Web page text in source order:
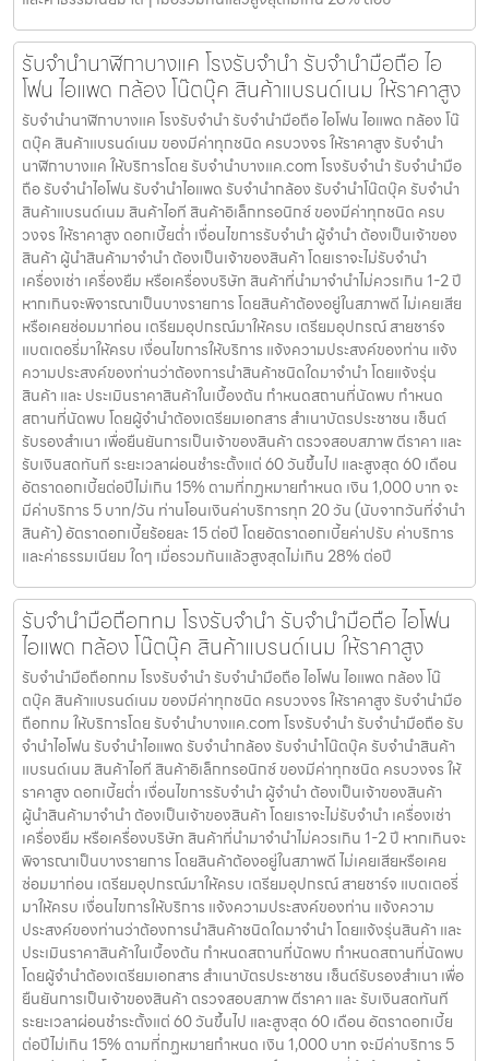
รับจำนำนาฬิกาบางแค โรงรับจำนำ รับจำนำมือถือ ไอ
โฟน ไอแพด กล้อง โน๊ตบุ๊ค สินค้าแบรนด์เนม ให้ราคาสูง
รับจำนำนาฬิกาบางแค โรงรับจำนำ รับจำนำมือถือ ไอโฟน ไอแพด กล้อง โน๊
ตบุ๊ค สินค้าแบรนด์เนม ของมีค่าทุกชนิด ครบวงจร ให้ราคาสูง รับจำนำ
นาฬิกาบางแค ให้บริการโดย รับจํานําบางแค.com โรงรับจำนำ รับจำนำมือ
ถือ รับจำนำไอโฟน รับจำนำไอแพด รับจำนำกล้อง รับจำนำโน๊ตบุ๊ค รับจำนำ
สินค้าแบรนด์เนม สินค้าไอที สินค้าอิเล็กทรอนิกซ์ ของมีค่าทุกชนิด ครบ
วงจร ให้ราคาสูง ดอกเบี้ยต่ำ เงื่อนไขการรับจำนำ ผู้จำนำ ต้องเป็นเจ้าของ
สินค้า ผู้นำสินค้ามาจำนำ ต้องเป็นเจ้าของสินค้า โดยเราจะไม่รับจำนำ
เครื่องเช่า เครื่องยืม หรือเครื่องบริษัท สินค้าที่นำมาจำนำไม่ควรเกิน 1-2 ปี
หากเกินจะพิจารณาเป็นบางรายการ โดยสินค้าต้องอยู่ในสภาพดี ไม่เคยเสีย
หรือเคยซ่อมมาก่อน เตรียมอุปกรณ์มาให้ครบ เตรียมอุปกรณ์ สายชาร์จ
แบตเตอรี่มาให้ครบ เงื่อนไขการให้บริการ แจ้งความประสงค์ของท่าน แจ้ง
ความประสงค์ของท่านว่าต้องการนำสินค้าชนิดใดมาจำนำ โดยแจ้งรุ่น
สินค้า และ ประเมินราคาสินค้าในเบื้องต้น กำหนดสถานที่นัดพบ กำหนด
สถานที่นัดพบ โดยผู้จำนำต้องเตรียมเอกสาร สำเนาบัตรประชาชน เซ็นต์
รับรองสำเนา เพื่อยืนยันการเป็นเจ้าของสินค้า ตรวจสอบสภาพ ตีราคา และ
รับเงินสดทันที ระยะเวลาผ่อนชำระตั้งแต่ 60 วันขึ้นไป และสูงสุด 60 เดือน
อัตราดอกเบี้ยต่อปีไม่เกิน 15% ตามที่กฏหมายกำหนด เงิน 1,000 บาท จะ
มีค่าบริการ 5 บาท/วัน ท่านโอนเงินค่าบริการทุก 20 วัน (นับจากวันที่จำนำ
สินค้า) อัตราดอกเบี้ยร้อยละ 15 ต่อปี โดยอัตราดอกเบี้ยค่าปรับ ค่าบริการ
และค่าธรรมเนียม ใดๆ เมื่อรวมกันแล้วสูงสุดไม่เกิน 28% ต่อปี
รับจำนำมือถือกทม โรงรับจำนำ รับจำนำมือถือ ไอโฟน
ไอแพด กล้อง โน๊ตบุ๊ค สินค้าแบรนด์เนม ให้ราคาสูง
รับจำนำมือถือกทม โรงรับจำนำ รับจำนำมือถือ ไอโฟน ไอแพด กล้อง โน๊
ตบุ๊ค สินค้าแบรนด์เนม ของมีค่าทุกชนิด ครบวงจร ให้ราคาสูง รับจำนำมือ
ถือกทม ให้บริการโดย รับจํานําบางแค.com โรงรับจำนำ รับจำนำมือถือ รับ
จำนำไอโฟน รับจำนำไอแพด รับจำนำกล้อง รับจำนำโน๊ตบุ๊ค รับจำนำสินค้า
แบรนด์เนม สินค้าไอที สินค้าอิเล็กทรอนิกซ์ ของมีค่าทุกชนิด ครบวงจร ให้
ราคาสูง ดอกเบี้ยต่ำ เงื่อนไขการรับจำนำ ผู้จำนำ ต้องเป็นเจ้าของสินค้า
ผู้นำสินค้ามาจำนำ ต้องเป็นเจ้าของสินค้า โดยเราจะไม่รับจำนำ เครื่องเช่า
เครื่องยืม หรือเครื่องบริษัท สินค้าที่นำมาจำนำไม่ควรเกิน 1-2 ปี หากเกินจะ
พิจารณาเป็นบางรายการ โดยสินค้าต้องอยู่ในสภาพดี ไม่เคยเสียหรือเคย
ซ่อมมาก่อน เตรียมอุปกรณ์มาให้ครบ เตรียมอุปกรณ์ สายชาร์จ แบตเตอรี่
มาให้ครบ เงื่อนไขการให้บริการ แจ้งความประสงค์ของท่าน แจ้งความ
ประสงค์ของท่านว่าต้องการนำสินค้าชนิดใดมาจำนำ โดยแจ้งรุ่นสินค้า และ
ประเมินราคาสินค้าในเบื้องต้น กำหนดสถานที่นัดพบ กำหนดสถานที่นัดพบ
โดยผู้จำนำต้องเตรียมเอกสาร สำเนาบัตรประชาชน เซ็นต์รับรองสำเนา เพื่อ
ยืนยันการเป็นเจ้าของสินค้า ตรวจสอบสภาพ ตีราคา และ รับเงินสดทันที
ระยะเวลาผ่อนชำระตั้งแต่ 60 วันขึ้นไป และสูงสุด 60 เดือน อัตราดอกเบี้ย
ต่อปีไม่เกิน 15% ตามที่กฏหมายกำหนด เงิน 1,000 บาท จะมีค่าบริการ 5